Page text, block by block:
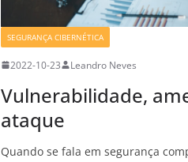
SEGURANÇA CIBERNÉTICA
2022-10-23 Leandro Neves
Vulnerabilidade,
ataque
Quando se fala em segurança